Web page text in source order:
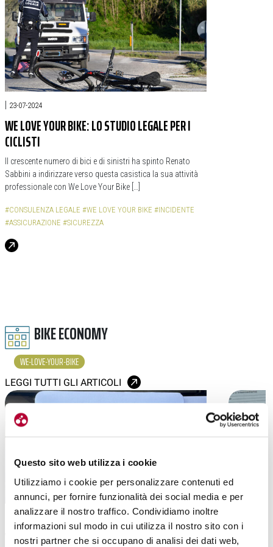
Questo sito web utilizza i cookie
Utilizziamo i cookie per personalizzare contenuti ed
annunci, per fornire funzionalità dei social media e per
analizzare il nostro traffico. Condividiamo inoltre
informazioni sul modo in cui utilizza il nostro sito con i
nostri partner che si occupano di analisi dei dati web,
| 23-07-2024
WE LOVE YOUR BIKE: LO STUDIO LEGALE PER I
CICLISTI
Il crescente numero di bici e di sinistri ha spinto Renato
Sabbini a indirizzare verso questa casistica la sua attività
professionale con We Love Your Bike […]
#CONSULENZA LEGALE #WE LOVE YOUR BIKE #INCIDENTE
#ASSICURAZIONE #SICUREZZA
BIKE ECONOMY
WE-LOVE-YOUR-BIKE
LEGGI TUTTI GLI ARTICOLI
06-10-2025
WE LOVE YOUR BIKE A ROMA XXIVH: WE LOVE